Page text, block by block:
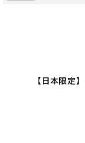
【日本限